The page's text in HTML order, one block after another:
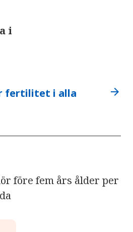
i
fertilitet i alla
arrow_forward
före fem års ålder per